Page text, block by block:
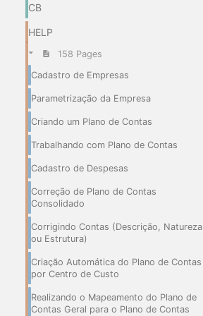
CB
HELP
158 Pages
Cadastro de Empresas
Parametrização da Empresa
Criando um Plano de Contas
Trabalhando com Plano de Contas
Cadastro de Despesas
Correção de Plano de Contas
Consolidado
Corrigindo Contas (Descrição, Natureza
ou Estrutura)
Criação Automática do Plano de Contas
por Centro de Custo
Realizando o Mapeamento do Plano de
Contas Geral para o Plano de Contas